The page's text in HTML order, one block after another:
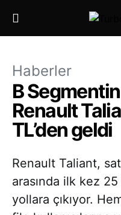
Haberler
B
Renault
TL’den geldi
Renault Taliant,
arasında ilk kez 25
yollara çıkıyor.